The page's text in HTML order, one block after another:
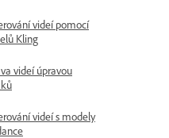
videí pomocí
Kling
videí úpravou
videí s modely